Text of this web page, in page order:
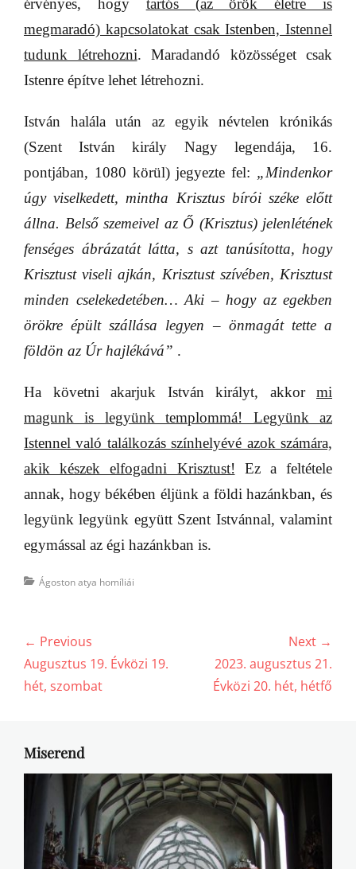
érvényes, hogy tartós (az örök életre is
megmaradó) kapcsolatokat csak Istenben, Istennel
tudunk létrehozni. Maradandó közösséget csak
Istenre építve lehet létrehozni.
István halála után az egyik névtelen krónikás
(Szent István király Nagy legendája, 16.
pontjában, 1080 körül) jegyezte fel: „Mindenkor
úgy viselkedett, mintha Krisztus bírói széke előtt
állna. Belső szemeivel az Ő (Krisztus) jelenlétének
fenséges ábrázatát látta, s azt tanúsította, hogy
Krisztust viseli ajkán, Krisztust szívében, Krisztust
minden cselekedetében… Aki – hogy az egekben
örökre épült szállása legyen – önmagát tette a
földön az Úr hajlékává” .
Ha követni akarjuk István királyt, akkor mi
magunk is legyünk templommá! Legyünk az
Istennel való találkozás színhelyévé azok számára,
akik készek elfogadni Krisztust! Ez a feltétele
annak, hogy békében éljünk a földi hazánkban, és
legyünk legyünk együtt Szent Istvánnal, valamint
egymással az égi hazánkban is.
Categories
Ágoston atya homíliái
Bejegyzés
navigáció
← Previous
Previous
post:
Augusztus 19. Évközi 19.
hét, szombat
Next →
2023. augusztus 21.
Évközi 20. hét, hétfő
Miserend